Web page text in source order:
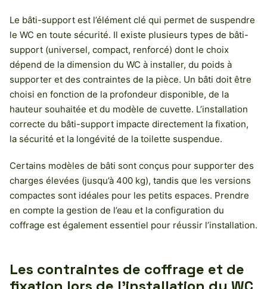
Le bâti-support est l’élément clé qui permet de suspendre
le WC en toute sécurité. Il existe plusieurs types de bâti-
support (universel, compact, renforcé) dont le choix
dépend de la dimension du WC à installer, du poids à
supporter et des contraintes de la pièce. Un bâti doit être
choisi en fonction de la profondeur disponible, de la
hauteur souhaitée et du modèle de cuvette. L’installation
correcte du bâti-support impacte directement la fixation,
la sécurité et la longévité de la toilette suspendue.
Certains modèles de bâti sont conçus pour supporter des
charges élevées (jusqu’à 400 kg), tandis que les versions
compactes sont idéales pour les petits espaces. Prendre
en compte la gestion de l’eau et la configuration du
coffrage est également essentiel pour réussir l’installation.
Les contraintes de coffrage et de